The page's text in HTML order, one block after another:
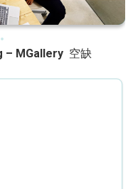
– MGallery 空缺